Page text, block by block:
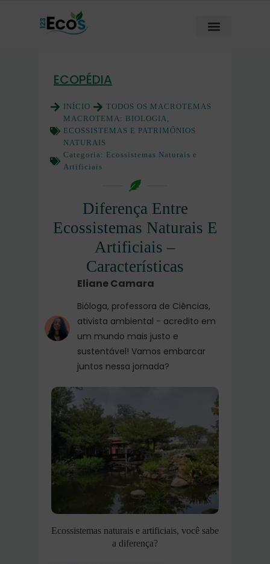
ECOPÉDIA
INÍCIO
TODOS OS MACROTEMAS
MACROTEMA: BIOLOGIA,
ECOSSISTEMAS E PATRIMÔNIOS
NATURAIS
Categoria: Ecossistemas Naturais e
Artificiais
Diferença Entre
Ecossistemas Naturais E
Artificiais –
Características
Eliane Camara
Bióloga, professora de Ciências,
ativista ambiental - acredito em
um mundo mais justo e
sustentável! Vamos embarcar
juntos nessa jornada?
Ecossistemas naturais e artificiais, você sabe
a diferença?